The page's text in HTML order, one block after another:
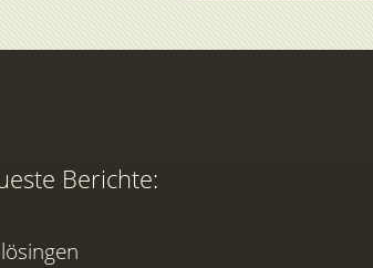
Berichte: